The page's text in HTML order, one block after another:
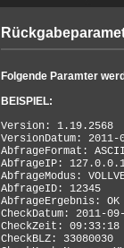
Folgende Paramter
BEISPIEL:
Version: 1.19.2568
VersionDatum: 2011-
AbfrageFormat: ASCII
AbfrageIP:
AbfrageModus:
AbfrageID: 12345
AbfrageErgebnis: OK
CheckDatum: 2011-
CheckZeit: 09:33:18
CheckBLZ: 33080030